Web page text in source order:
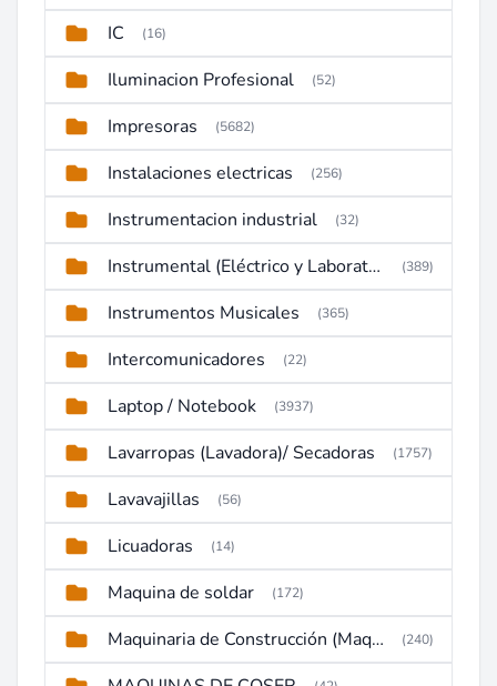
IC (16)
Iluminacion Profesional (52)
Impresoras (5682)
Instalaciones electricas (256)
Instrumentacion industrial (32)
Instrumental (Eléctrico y Laboratorio) (389)
Instrumentos Musicales (365)
Intercomunicadores (22)
Laptop / Notebook (3937)
Lavarropas (Lavadora)/ Secadoras (1757)
Lavavajillas (56)
Licuadoras (14)
Maquina de soldar (172)
Maquinaria de Construcción (Maquinaria Pesada) (240)